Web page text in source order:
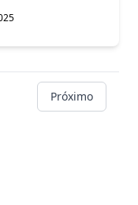
Próximo